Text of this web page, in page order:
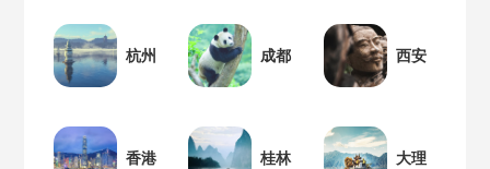
杭州 成都 西安
香港 桂林 大理